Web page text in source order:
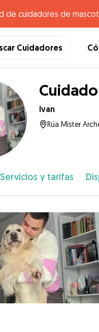
de cuidadores de
Cuidadores
Ivan
Rúa Míster
Servicios y tarifas